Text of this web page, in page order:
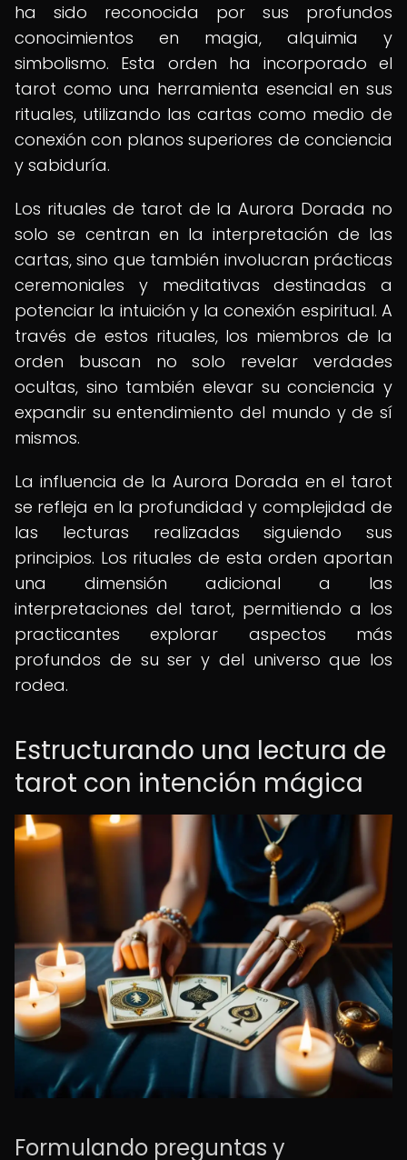
ha sido reconocida por sus profundos
conocimientos en magia, alquimia y
simbolismo. Esta orden ha incorporado el
tarot como una herramienta esencial en sus
rituales, utilizando las cartas como medio de
conexión con planos superiores de conciencia
y sabiduría.
Los rituales de tarot de la Aurora Dorada no
solo se centran en la interpretación de las
cartas, sino que también involucran prácticas
ceremoniales y meditativas destinadas a
potenciar la intuición y la conexión espiritual. A
través de estos rituales, los miembros de la
orden buscan no solo revelar verdades
ocultas, sino también elevar su conciencia y
expandir su entendimiento del mundo y de sí
mismos.
La influencia de la Aurora Dorada en el tarot
se refleja en la profundidad y complejidad de
las lecturas realizadas siguiendo sus
principios. Los rituales de esta orden aportan
una dimensión adicional a las
interpretaciones del tarot, permitiendo a los
practicantes explorar aspectos más
profundos de su ser y del universo que los
rodea.
Estructurando una lectura de
tarot con intención mágica
Formulando preguntas y